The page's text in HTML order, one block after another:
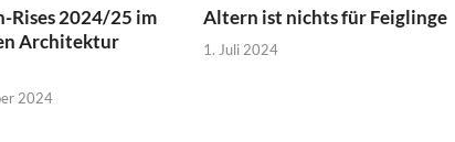
Rises 2024/25 im
Architektur
2024
Altern ist nichts für Feiglinge
1. Juli 2024